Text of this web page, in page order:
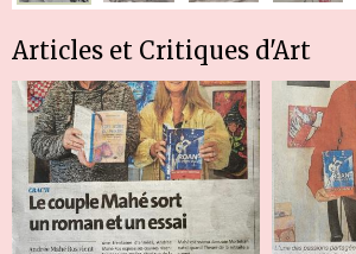
Articles et Critiques d'Art